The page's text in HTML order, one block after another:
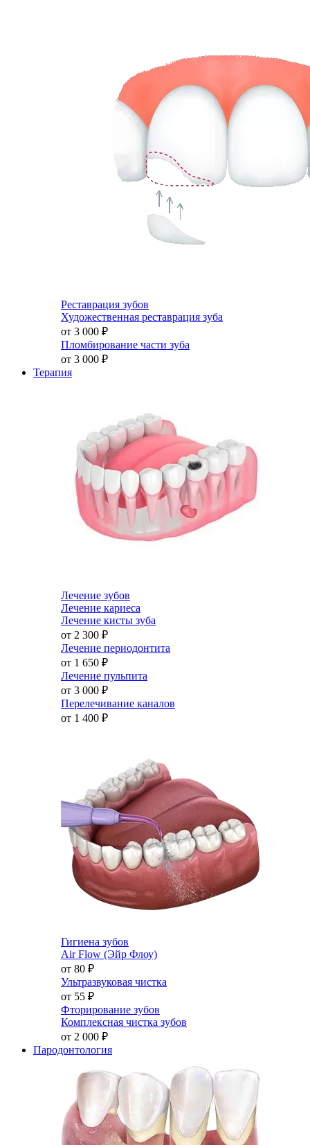
Реставрация зубов
Художественная реставрация зуба
от 3 000 ₽
Пломбирование части зуба
от 3 000 ₽
Терапия
Лечение зубов
Лечение кариеса
Лечение кисты зуба
от 2 300 ₽
Лечение периодонтита
от 1 650 ₽
Лечение пульпита
от 3 000 ₽
Перелечивание каналов
от 1 400 ₽
Гигиена зубов
Air Flow (Эйр Флоу)
от 80 ₽
Ультразвуковая чистка
от 55 ₽
Фторирование зубов
Комплексная чистка зубов
от 2 000 ₽
Пародонтология